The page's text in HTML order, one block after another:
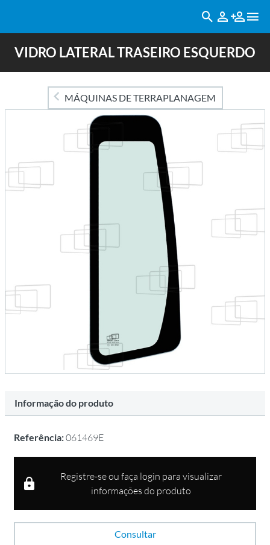
VIDRO LATERAL TRASEIRO ESQUERDO
MÁQUINAS DE TERRAPLANAGEM
Informação do produto
Referência:061469E
Registre-se ou faça login para visualizar
informações do produto
Consultar